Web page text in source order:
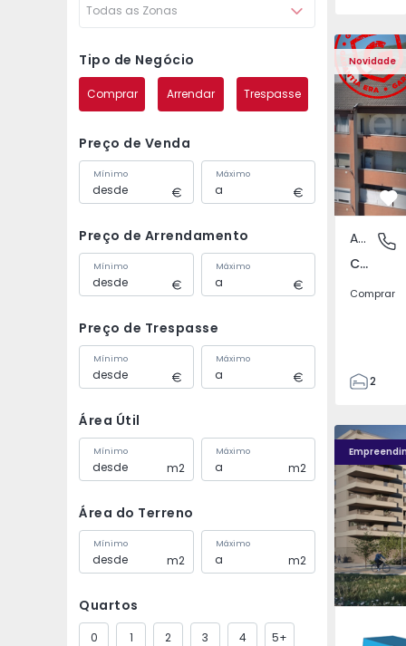
Todas as Zonas
Tipo de Negócio
Comprar Arrendar Trespasse
Preço de Venda
Mínimo Máximo
Preço de Arrendamento
Mínimo Máximo
Preço de Trespasse
Mínimo Máximo
Área Útil
Mínimo
m2
Máximo
m2
Área do Terreno
Mínimo
m2
Máximo
m2
Quartos
0 1 2 3 4 5+
138
153
2
Novidade
Apartamento T2
Covilhã
Apartamento
Covilhã e Canhoso, Castelo Branco
Comprar
2
85
85
0
4
Fachada PLENO JARDIM - 4Fachada
Águas